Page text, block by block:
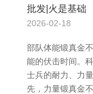
批发|火是基础
2026-02-18
部队体能锻真金
能的伏击时间。
士兵的耐力、力
先，力量锻真金